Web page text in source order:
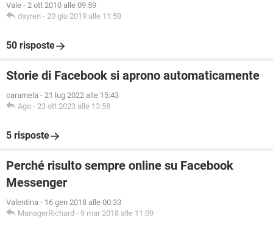
Vale - 2 ott 2010 alle 09:59
dsyren - 20 giu 2019 alle 11:58
50 risposte
Storie di Facebook si aprono automaticamente
caramela - 21 lug 2022 alle 15:43
Ago - 23 ott 2023 alle 13:58
5 risposte
Perché risulto sempre online su Facebook
Messenger
Valentina - 16 gen 2018 alle 00:33
ManagerRichard - 9 mar 2018 alle 11:09